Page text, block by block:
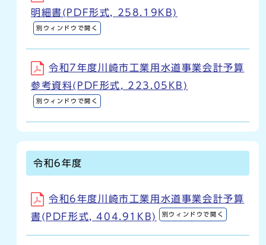
明細書(PDF形式, 258.19KB)
別ウィンドウで開く
令和7年度川崎市工業用水道事業会計予算
参考資料(PDF形式, 223.05KB)
別ウィンドウで開く
令和6年度
令和6年度川崎市工業用水道事業会計予算
書(PDF形式, 404.91KB)
別ウィンドウで開く